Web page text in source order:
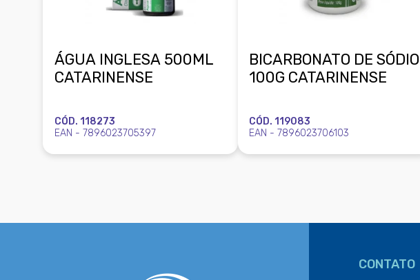
ÁGUA INGLESA 500ML
CATARINENSE
CÓD. 118273
EAN - 7896023705397
BICARBONATO DE SÓDIO
100G CATARINENSE
CÓD. 119083
EAN - 7896023706103
CONTATO